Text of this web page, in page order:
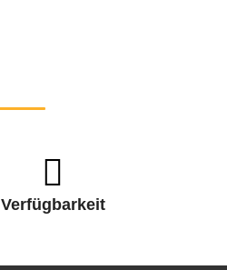
Verfügbarkeit